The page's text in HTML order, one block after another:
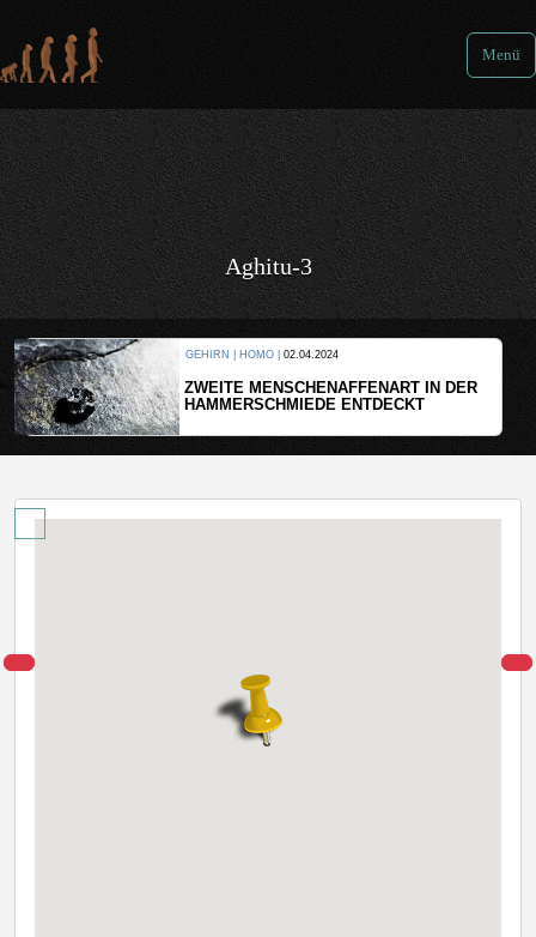
Menü
Aghitu-3
GEHIRN | HOMO | 02.04.2024
ZWEITE MENSCHENAFFENART IN DER
HAMMERSCHMIEDE ENTDECKT